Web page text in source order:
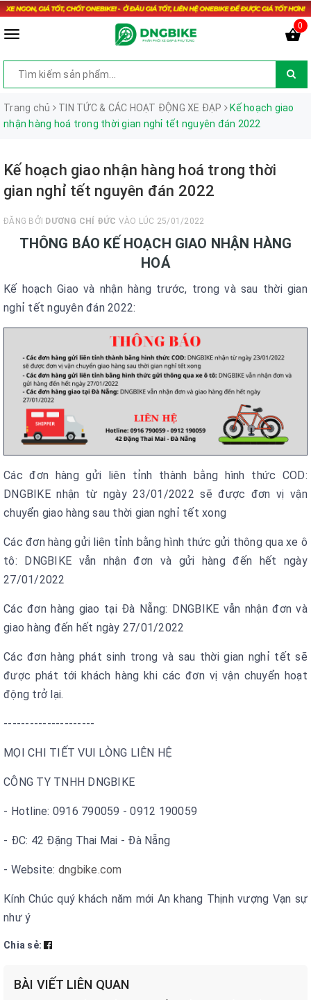
0
Trang chủ TIN TỨC & CÁC HOẠT ĐỘNG XE ĐẠP
Kế hoạch giao
nhận hàng hoá trong thời gian nghỉ tết nguyên đán 2022
Kế hoạch giao nhận hàng hoá trong thời
gian nghỉ tết nguyên đán 2022
ĐĂNG BỞI DƯƠNG CHÍ ĐỨC VÀO LÚC 25/01/2022
THÔNG BÁO KẾ HOẠCH GIAO NHẬN HÀNG
HOÁ
Kế hoạch Giao và nhận hàng trước, trong và sau thời gian
nghỉ tết nguyên đán 2022:
Các đơn hàng gửi liên tỉnh thành bằng hình thức COD:
DNGBIKE nhận từ ngày 23/01/2022 sẽ được đơn vị vận
chuyển giao hàng sau thời gian nghỉ tết xong
Các đơn hàng gửi liên tỉnh bằng hình thức gửi thông qua xe ô
tô: DNGBIKE vẫn nhận đơn và gửi hàng đến hết ngày
27/01/2022
Các đơn hàng giao tại Đà Nẵng: DNGBIKE vẫn nhận đơn và
giao hàng đến hết ngày 27/01/2022
Các đơn hàng phát sinh trong và sau thời gian nghỉ tết sẽ
được phát tới khách hàng khi các đơn vị vận chuyển hoạt
động trở lại.
---------------------
MỌI CHI TIẾT VUI LÒNG LIÊN HỆ
CÔNG TY TNHH DNGBIKE
- Hotline: 0916 790059 - 0912 190059
- ĐC: 42 Đặng Thai Mai - Đà Nẵng
- Website: dngbike.com
Kính Chúc quý khách năm mới An khang Thịnh vượng Vạn sự
như ý
Chia sẻ:
BÀI VIẾT LIÊN QUAN